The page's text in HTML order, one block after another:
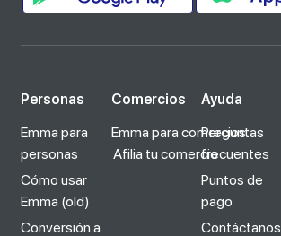
Personas
Emma para
personas
Cómo usar
Emma (old)
Conversión a
Comercios
Emma para comercios
Afilia tu comercio
Ayuda
Preguntas
frecuentes
Puntos de
pago
Contáctanos